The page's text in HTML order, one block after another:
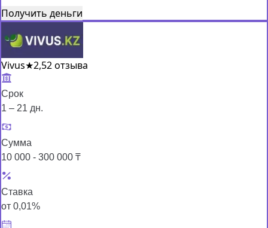
Получить деньги
Vivus★2,52 отзыва
Срок
1 – 21 дн.
Сумма
10 000 - 300 000 ₸
Ставка
от 0,01%